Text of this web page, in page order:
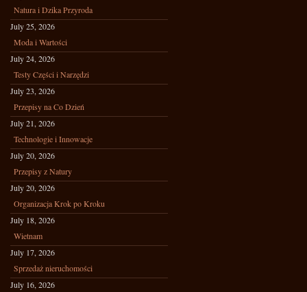
Natura i Dzika Przyroda
July 25, 2026
Moda i Wartości
July 24, 2026
Testy Części i Narzędzi
July 23, 2026
Przepisy na Co Dzień
July 21, 2026
Technologie i Innowacje
July 20, 2026
Przepisy z Natury
July 20, 2026
Organizacja Krok po Kroku
July 18, 2026
Wietnam
July 17, 2026
Sprzedaż nieruchomości
July 16, 2026